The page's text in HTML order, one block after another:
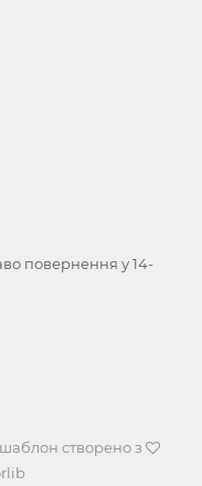
повернення у 14-
створено з